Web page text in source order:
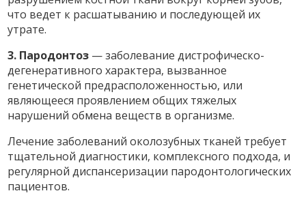
что ведет к расшатыванию и последующей их
утрате.
3. Пародонтоз — заболевание дистрофическо-
дегенеративного характера, вызванное
генетической предрасположенностью, или
являющееся проявлением общих тяжелых
нарушений обмена веществ в организме.
Лечение заболеваний околозубных тканей требует
тщательной диагностики, комплексного подхода, и
регулярной диспансеризации пародонтологических
пациентов.